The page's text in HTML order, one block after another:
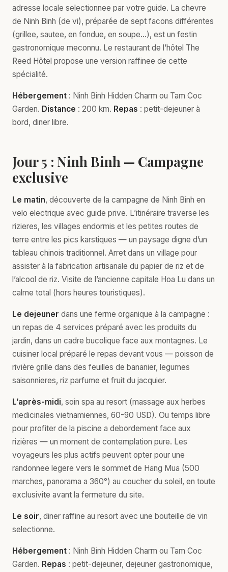
adresse locale selectionnee par votre guide. La chevre
de Ninh Binh (de vi), préparée de sept facons différentes
(grillee, sautee, en fondue, en soupe…), est un festin
gastronomique meconnu. Le restaurant de l’hôtel The
Reed Hôtel propose une version raffinee de cette
spécialité.
Hébergement : Ninh Binh Hidden Charm ou Tam Coc
Garden. Distance : 200 km. Repas : petit-dejeuner à
bord, diner libre.
Jour 5 : Ninh Binh — Campagne
exclusive
Le matin, découverte de la campagne de Ninh Binh en
velo electrique avec guide prive. L’itinéraire traverse les
rizieres, les villages endormis et les petites routes de
terre entre les pics karstiques — un paysage digne d’un
tableau chinois traditionnel. Arret dans un village pour
assister à la fabrication artisanale du papier de riz et de
l’alcool de riz. Visite de l’ancienne capitale Hoa Lu dans un
calme total (hors heures touristiques).
Le dejeuner dans une ferme organique à la campagne :
un repas de 4 services préparé avec les produits du
jardin, dans un cadre bucolique face aux montagnes. Le
cuisiner local préparé le repas devant vous — poisson de
rivière grille dans des feuilles de bananier, legumes
saisonnieres, riz parfume et fruit du jacquier.
L’après-midi, soin spa au resort (massage aux herbes
medicinales vietnamiennes, 60-90 USD). Ou temps libre
pour profiter de la piscine a debordement face aux
rizières — un moment de contemplation pure. Les
voyageurs les plus actifs peuvent opter pour une
randonnee legere vers le sommet de Hang Mua (500
marches, panorama a 360°) au coucher du soleil, en toute
exclusivite avant la fermeture du site.
Le soir, diner raffine au resort avec une bouteille de vin
selectionne.
Hébergement : Ninh Binh Hidden Charm ou Tam Coc
Garden. Repas : petit-dejeuner, dejeuner gastronomique,